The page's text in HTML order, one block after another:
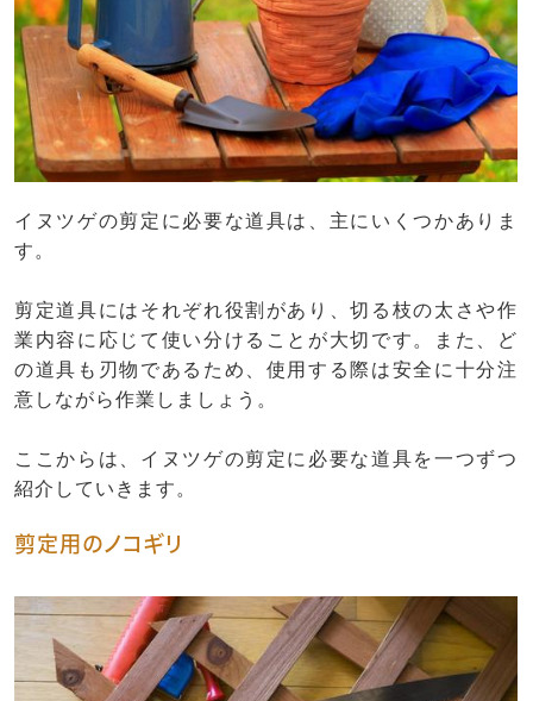
イヌツゲの剪定に必要な道具は、主にいくつかありま
す。
剪定道具にはそれぞれ役割があり、切る枝の太さや作
業内容に応じて使い分けることが大切です。また、ど
の道具も刃物であるため、使用する際は安全に十分注
意しながら作業しましょう。
ここからは、イヌツゲの剪定に必要な道具を一つずつ
紹介していきます。
剪定用のノコギリ